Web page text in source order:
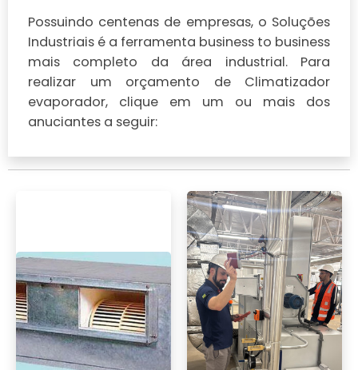
Possuindo centenas de empresas, o Soluções
Industriais é a ferramenta business to business
mais completo da área industrial. Para
realizar um orçamento de Climatizador
evaporador, clique em um ou mais dos
anuciantes a seguir: